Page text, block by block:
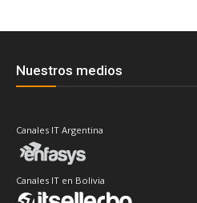
Nuestros medios
Canales IT Argentina
Canales IT en Bolivia